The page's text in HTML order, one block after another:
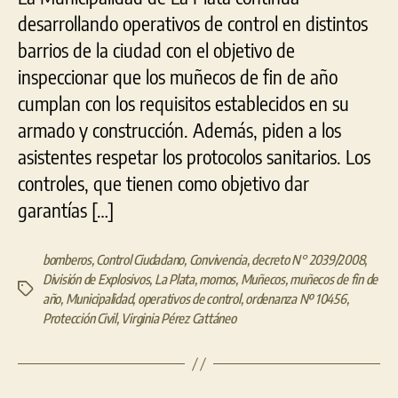
desarrollando operativos de control en distintos
barrios de la ciudad con el objetivo de
inspeccionar que los muñecos de fin de año
cumplan con los requisitos establecidos en su
armado y construcción. Además, piden a los
asistentes respetar los protocolos sanitarios. Los
controles, que tienen como objetivo dar
garantías […]
Etiquetas
bomberos,Control Ciudadano, Convivencia,decreto N° 2039/2008,
División de Explosivos, La Plata,momos, Muñecos,muñecos de fin de
año, Municipalidad,operativos de control,ordenanza Nº 10456,
Protección Civil, Virginia Pérez Cattáneo